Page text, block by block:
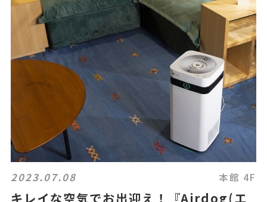
2023.07.08 本館 4F
キレイな空気でお出迎え！『Airdog(エ